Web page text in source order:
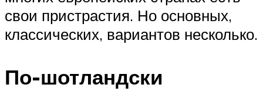
свои пристрастия. Но основных,
классических, вариантов несколько.
По-шотландски